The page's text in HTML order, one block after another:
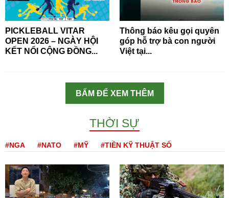
PICKLEBALL VITAR
OPEN 2026 – NGÀY HỘI
KẾT NỐI CỘNG ĐỒNG...
Thông báo kêu gọi quyên
góp hỗ trợ bà con người
Việt tại...
BẤM ĐỂ XEM THÊM
THỜI SỰ
#NGA #NATO #MỸ #TIỀN KỸ THUẬT SỐ